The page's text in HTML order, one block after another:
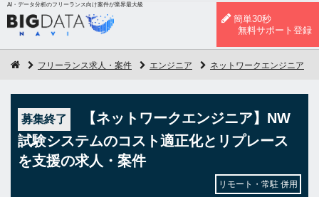
AI・データ分析のフリーランス向け案件が業界最大級
簡単30秒
無料サポート登録
フリーランス求人・案件 エンジニア ネットワークエンジニア
募集終了
【ネットワークエンジニア】NW
試験システムのコスト適正化とリプレース
を支援の求人・案件
リモート・常駐 併用